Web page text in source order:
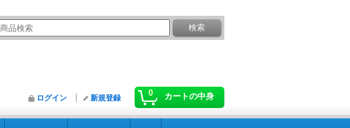
0 カートの中身
ログイン 新規登録